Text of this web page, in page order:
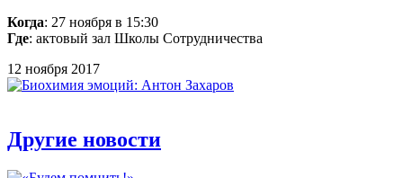
Когда: 27 ноября в 15:30
Где: актовый зал Школы Сотрудничества
12 ноября 2017
Другие новости